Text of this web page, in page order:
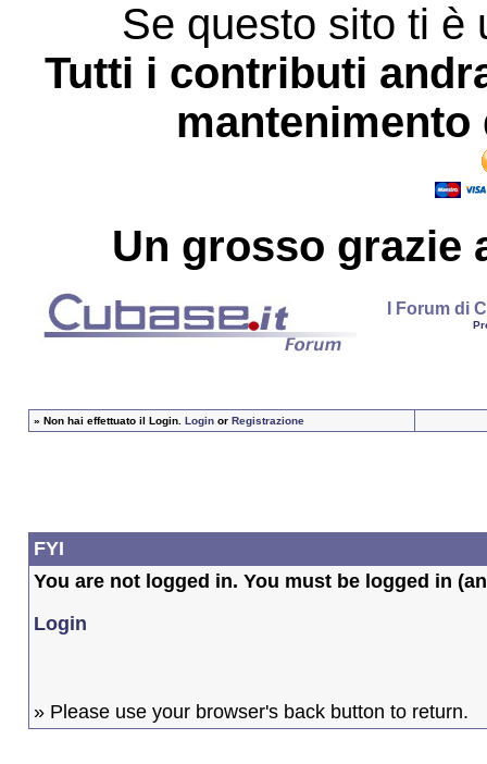
Se questo sito ti è
Tutti i contributi
Un grosso grazie
I Forum di
» Non hai effettuato il Login. Loginor Registrazione
FYI
You are not logged in. You must be logged in
Login
» Please use your browser's back button to return.